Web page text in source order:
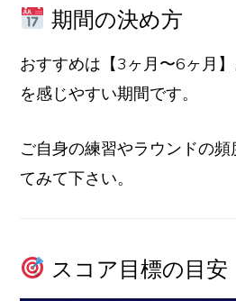
期間の決め方
おすすめは【3ヶ月〜6ヶ月
を感じやすい期間です。
ご自身の練習やラウンドの
てみて下さい。
スコア目標の目安